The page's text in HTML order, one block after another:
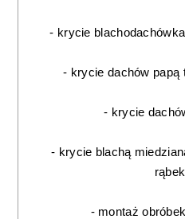
- krycie
- krycie dachów papą
- krycie
- krycie blachą
rąbek
- montaż